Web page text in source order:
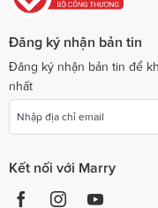
Đăng ký nhận bản tin
Đăng ký nhận bản tin để
nhất
Kết nối với Marry